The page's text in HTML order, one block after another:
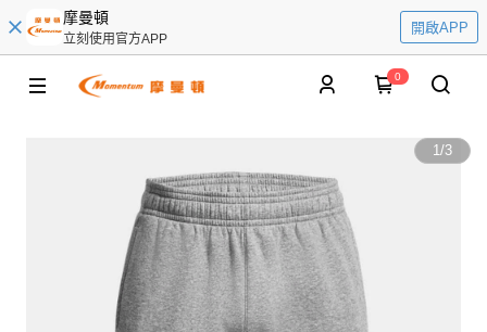
摩曼頓
立刻使用官方APP
開啟APP
0
1/3